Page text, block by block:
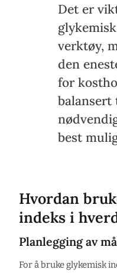
Det er
verktøy,
den
for
best
Hvordan
indeks i
Planlegging av
For å bruke glykemisk